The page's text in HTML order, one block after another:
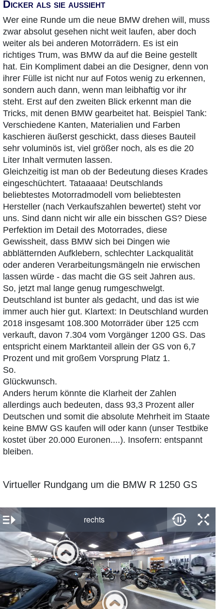
Dicker als sie aussieht
Wer eine Runde um die neue BMW drehen will, muss
zwar absolut gesehen nicht weit laufen, aber doch
weiter als bei anderen Motorrädern. Es ist ein
richtiges Trum, was BMW da auf die Beine gestellt
hat. Ein Kompliment dabei an die Designer, denn von
ihrer Fülle ist nicht nur auf Fotos wenig zu erkennen,
sondern auch dann, wenn man leibhaftig vor ihr
steht. Erst auf den zweiten Blick erkennt man die
Tricks, mit denen BMW gearbeitet hat. Beispiel Tank:
Verschiedene Kanten, Materialien und Farben
kaschieren äußerst geschickt, dass dieses Bauteil
sehr voluminös ist, viel größer noch, als es die 20
Liter Inhalt vermuten lassen.
Gleichzeitig ist man ob der Bedeutung dieses Krades
eingeschüchtert. Tataaaaa! Deutschlands
beliebtestes Motorradmodell vom beliebtesten
Hersteller (nach Verkaufszahlen bewertet) steht vor
uns. Sind dann nicht wir alle ein bisschen GS? Diese
Perfektion im Detail des Motorrades, diese
Gewissheit, dass BMW sich bei Dingen wie
abblätternden Aufklebern, schlechter Lackqualität
oder anderen Verarbeitungsmängeln nie erwischen
lassen würde - das macht die GS seit Jahren aus.
So, jetzt mal lange genug rumgeschwelgt.
Deutschland ist bunter als gedacht, und das ist wie
immer auch hier gut. Klartext: In Deutschland wurden
2018 insgesamt 108.300 Motorräder über 125 ccm
verkauft, davon 7.304 vom Vorgänger 1200 GS. Das
entspricht einem Marktanteil allein der GS von 6,7
Prozent und mit großem Vorsprung Platz 1.
So.
Glückwunsch.
Anders herum könnte die Klarheit der Zahlen
allerdings auch bedeuten, dass 93,3 Prozent aller
Deutschen und somit die absolute Mehrheit im Staate
keine BMW GS kaufen will oder kann (unser Testbike
kostet über 20.000 Euronen....). Insofern: entspannt
bleiben.
Virtueller Rundgang um die BMW R 1250 GS